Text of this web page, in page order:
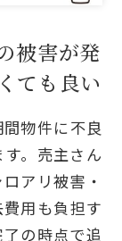
被害が発
ても良い
物件に不良
。売主さん
アリ被害・
用も負担す
の時点で追